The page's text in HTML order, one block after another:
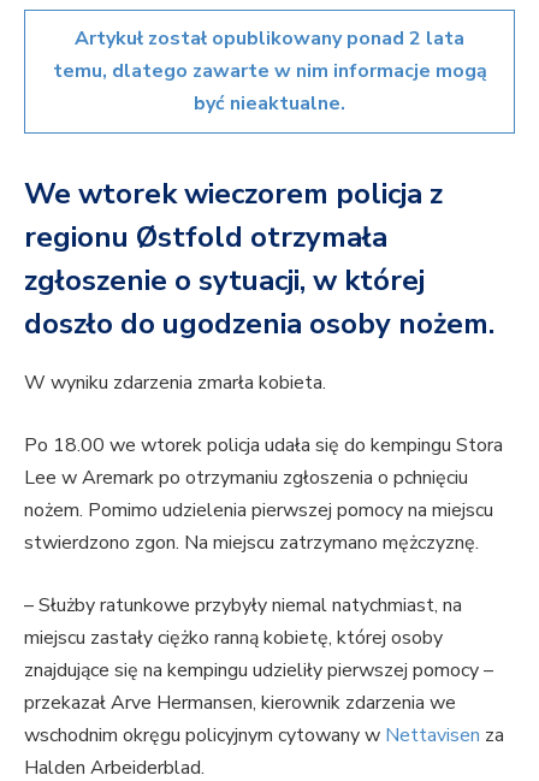
Artykuł został opublikowany ponad 2 lata
temu, dlatego zawarte w nim informacje mogą
być nieaktualne.
We wtorek wieczorem policja z
regionu Østfold otrzymała
zgłoszenie o sytuacji, w której
doszło do ugodzenia osoby nożem.
W wyniku zdarzenia zmarła kobieta.
Po 18.00 we wtorek policja udała się do kempingu Stora
Lee w Aremark po otrzymaniu zgłoszenia o pchnięciu
nożem. Pomimo udzielenia pierwszej pomocy na miejscu
stwierdzono zgon. Na miejscu zatrzymano mężczyznę.
– Służby ratunkowe przybyły niemal natychmiast, na
miejscu zastały ciężko ranną kobietę, której osoby
znajdujące się na kempingu udzieliły pierwszej pomocy –
przekazał Arve Hermansen, kierownik zdarzenia we
wschodnim okręgu policyjnym cytowany w Nettavisen za
Halden Arbeiderblad.